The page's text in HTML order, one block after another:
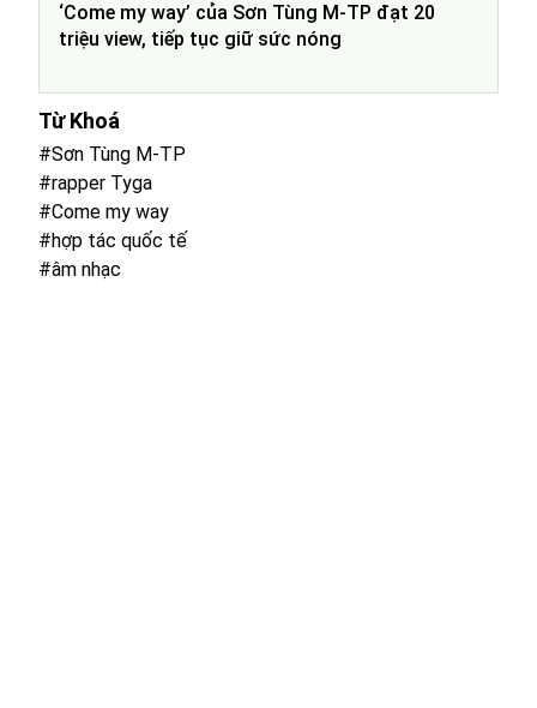
‘Come my way’ của Sơn Tùng M-TP đạt 20
triệu view, tiếp tục giữ sức nóng
Từ Khoá
#Sơn Tùng M-TP
#rapper Tyga
#Come my way
#hợp tác quốc tế
#âm nhạc